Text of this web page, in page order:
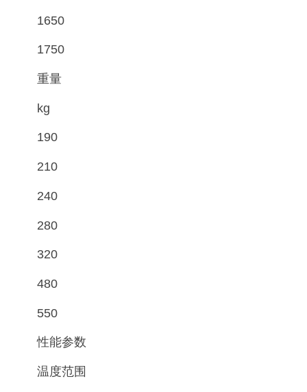
1650
1750
重量
kg
190
210
240
280
320
480
550
性能参数
温度范围